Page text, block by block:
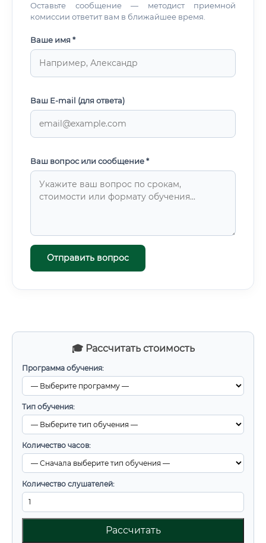
🎓 Рассчитать стоимость
Программа обучения:
Тип обучения:
Количество часов:
Количество слушателей:
Рассчитать
Оставьте сообщение — методист приемной
комиссии ответит вам в ближайшее время.
Ваше имя *
Ваш E-mail (для ответа)
Ваш вопрос или сообщение *
Отправить вопрос